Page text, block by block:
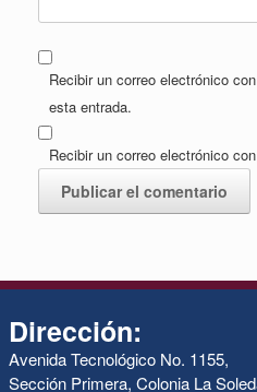
Recibir un correo electrónico
esta entrada.
Recibir un correo electrónico
Dirección:
Avenida Tecnológico No. 1155,
Sección Primera, Colonia La